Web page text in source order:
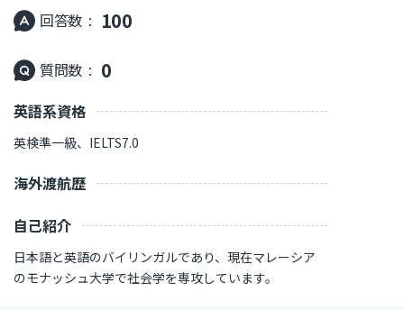
回答数 : 100
質問数 : 0
英語系資格
英検準一級、IELTS7.0
海外渡航歴
自己紹介
日本語と英語のバイリンガルであり、現在マレーシア
のモナッシュ大学で社会学を専攻しています。